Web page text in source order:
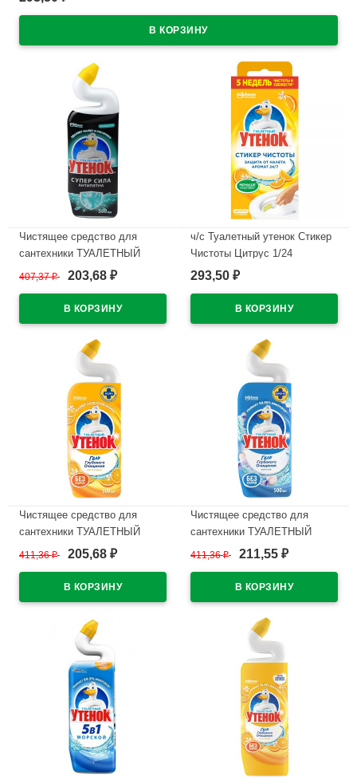
В наличии
Чистящее средство для
сантехники ТУАЛЕТНЫЙ
УТЕНОК 500мл Антипятна
407,37₽ 203,68 ₽
ч/с Туалетный утенок Стикер
Чистоты Цитрус 1/24
В наличии
293,50 ₽
Чистящее средство для
сантехники ТУАЛЕТНЫЙ
УТЕНОК 500мл Цитрусовый
411,36₽ 205,68 ₽
Чистящее средство для
сантехники ТУАЛЕТНЫЙ
УТЕНОК 500мл Морской
411,36₽ 211,55 ₽